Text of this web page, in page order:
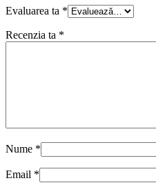
Evaluarea ta *
Recenzia ta *
Nume *
Email *